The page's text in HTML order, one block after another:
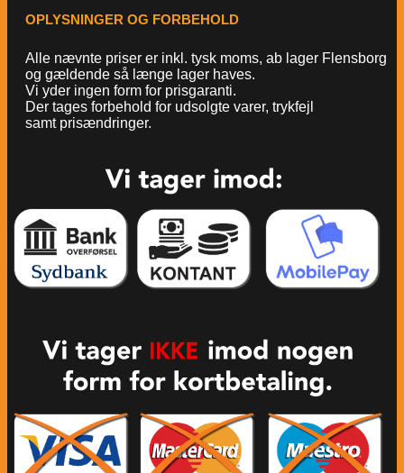
OPLYSNINGER OG FORBEHOLD
Alle nævnte priser er inkl. tysk moms, ab lager Flensborg
og gældende så længe lager haves.
Vi yder ingen form for prisgaranti.
Der tages forbehold for udsolgte varer, trykfejl
samt prisændringer.